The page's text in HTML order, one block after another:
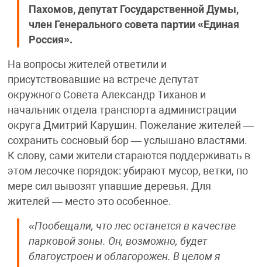
Пахомов, депутат Государственной Думы,
член Генерального совета партии «Единая
Россия».
На вопросы жителей ответили и
присутствовавшие на встрече депутат
окружного Совета Александр Тиханов и
начальник отдела транспорта администрации
округа Дмитрий Карушин. Пожелание жителей —
сохранить сосновый бор — услышано властями.
К слову, сами жители стараются поддерживать в
этом лесочке порядок: убирают мусор, ветки, по
мере сил вывозят упавшие деревья. Для
жителей — место это особенное.
«Пообещали, что лес останется в качестве
парковой зоны. Он, возможно, будет
благоустроен и облагорожен. В целом я